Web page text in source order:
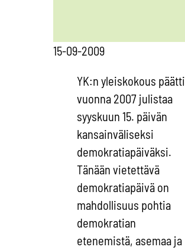
15-09-2009
YK:n yleiskokous päätti
vuonna 2007 julistaa
syyskuun 15. päivän
kansainväliseksi
demokratiapäiväksi.
Tänään vietettävä
demokratiapäivä on
mahdollisuus pohtia
demokratian
etenemistä, asemaa ja